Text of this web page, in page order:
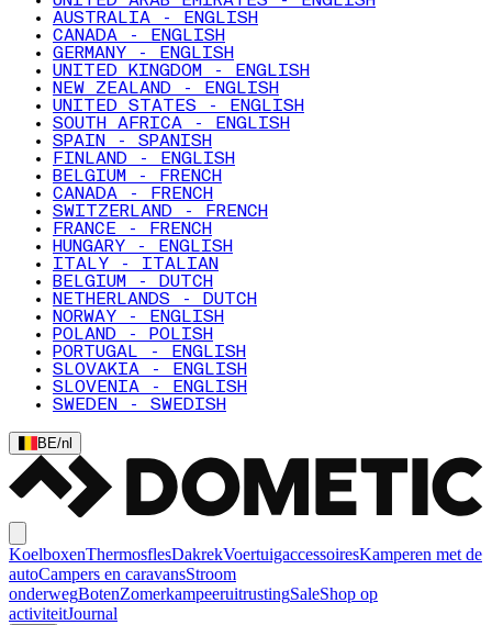
AUSTRALIA - ENGLISH
CANADA - ENGLISH
GERMANY - ENGLISH
UNITED KINGDOM - ENGLISH
NEW ZEALAND - ENGLISH
UNITED STATES - ENGLISH
SOUTH AFRICA - ENGLISH
SPAIN - SPANISH
FINLAND - ENGLISH
BELGIUM - FRENCH
CANADA - FRENCH
SWITZERLAND - FRENCH
FRANCE - FRENCH
HUNGARY - ENGLISH
ITALY - ITALIAN
BELGIUM - DUTCH
NETHERLANDS - DUTCH
NORWAY - ENGLISH
POLAND - POLISH
PORTUGAL - ENGLISH
SLOVAKIA - ENGLISH
SLOVENIA - ENGLISH
SWEDEN - SWEDISH
BE/nl
KoelboxenThermosflesDakrekVoertuigaccessoiresKamperen met de
autoCampers en caravansStroom
onderwegBotenZomerkampeeruitrustingSaleShop op
activiteitJournal